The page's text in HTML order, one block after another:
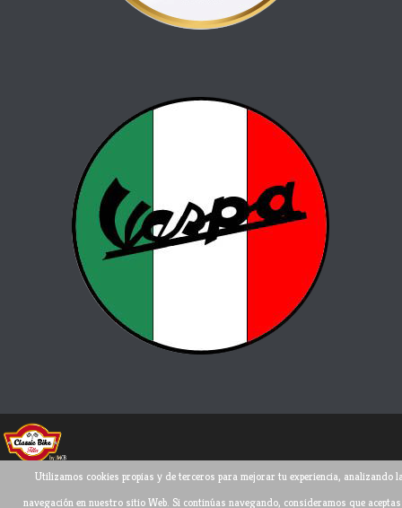
Utilizamos cookies propias y de terceros para mejorar tu experiencia, analizando
navegación en nuestro sitio Web. Si continúas navegando, consideramos que